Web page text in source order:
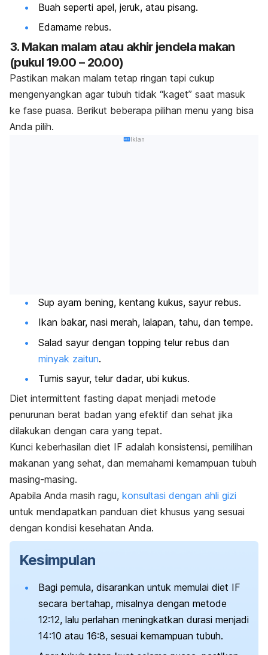
Buah seperti apel, jeruk, atau pisang.
Edamame rebus.
3. Makan malam atau akhir jendela makan
(pukul 19.00 – 20.00)
Pastikan makan malam tetap ringan tapi cukup
mengenyangkan agar tubuh tidak “kaget” saat masuk
ke fase puasa. Berikut beberapa pilihan menu yang bisa
Anda pilih.
Iklan
Sup ayam bening, kentang kukus, sayur rebus.
Ikan bakar, nasi merah, lalapan, tahu, dan tempe.
Salad sayur dengan topping telur rebus dan
minyak zaitun.
Tumis sayur, telur dadar, ubi kukus.
Diet intermittent fasting dapat menjadi metode
penurunan berat badan yang efektif dan sehat jika
dilakukan dengan cara yang tepat.
Kunci keberhasilan diet IF adalah konsistensi, pemilihan
makanan yang sehat, dan memahami kemampuan tubuh
masing-masing.
Apabila Anda masih ragu, konsultasi dengan ahli gizi
untuk mendapatkan panduan diet khusus yang sesuai
dengan kondisi kesehatan Anda.
Kesimpulan
Bagi pemula, disarankan untuk memulai diet IF
secara bertahap, misalnya dengan metode
12:12, lalu perlahan meningkatkan durasi menjadi
14:10 atau 16:8, sesuai kemampuan tubuh.